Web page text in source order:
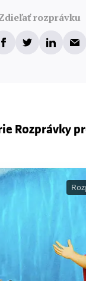
rozprávku
Rozprávky